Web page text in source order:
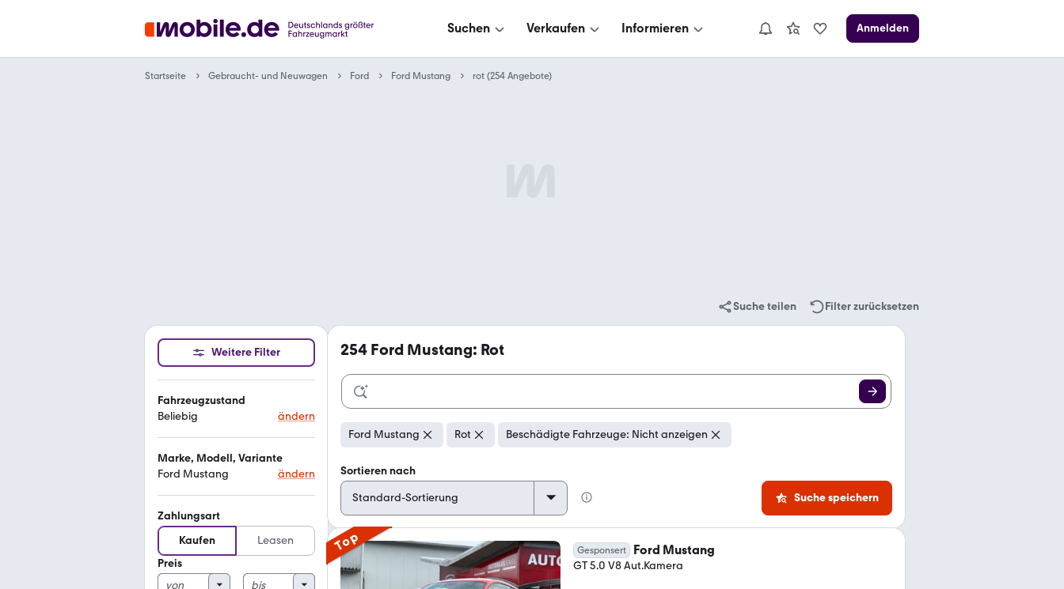
Suchen Verkaufen Informieren Anmelden
Startseite Gebraucht- und Neuwagen Ford Ford Mustang rot (254 Angebote)
Suche teilen Filter zurücksetzen
Weitere Filter
Fahrzeugzustand
Beliebig
ändern
Marke, Modell, Variante
Ford Mustang
ändern
Zahlungsart
Kaufen
Leasen
Preis
254 Ford Mustang: Rot
Ford Mustang Rot Beschädigte Fahrzeuge: Nicht anzeigen
Sortieren nach
Suche speichern
Top Gesponsert Ford Mustang
GT 5.0 V8 Aut.Kamera